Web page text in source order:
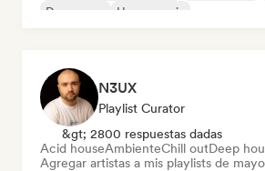
Dream pop
House music
N3UX
Playlist Curator
&gt; 2800 respuestas dadas
Acid houseAmbienteChill outDeep
Agregar artistas a mis playlists de